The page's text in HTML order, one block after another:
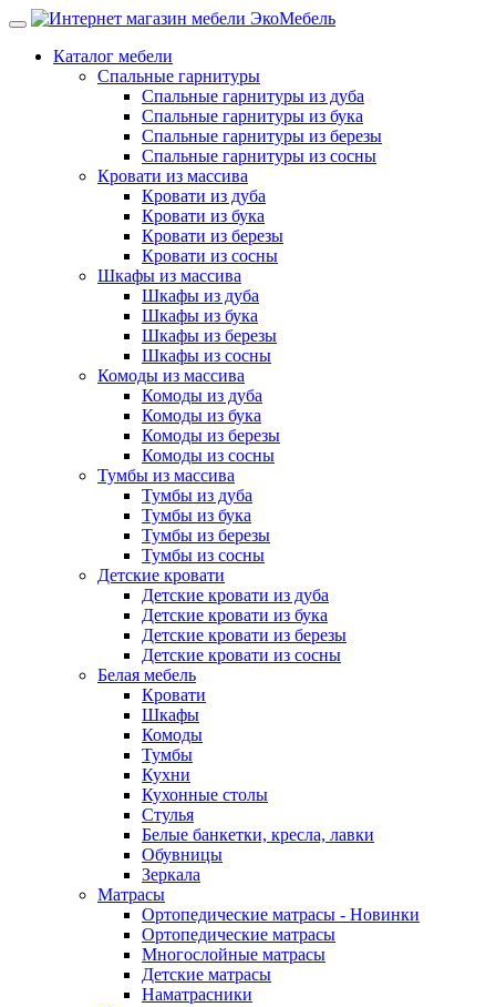
Каталог мебели
Спальные гарнитуры
Спальные гарнитуры из дуба
Спальные гарнитуры из бука
Спальные гарнитуры из березы
Спальные гарнитуры из сосны
Кровати из массива
Кровати из дуба
Кровати из бука
Кровати из березы
Кровати из сосны
Шкафы из массива
Шкафы из дуба
Шкафы из бука
Шкафы из березы
Шкафы из сосны
Комоды из массива
Комоды из дуба
Комоды из бука
Комоды из березы
Комоды из сосны
Тумбы из массива
Тумбы из дуба
Тумбы из бука
Тумбы из березы
Тумбы из сосны
Детские кровати
Детские кровати из дуба
Детские кровати из бука
Детские кровати из березы
Детские кровати из сосны
Белая мебель
Кровати
Шкафы
Комоды
Тумбы
Кухни
Кухонные столы
Стулья
Белые банкетки, кресла, лавки
Обувницы
Зеркала
Матрасы
Ортопедические матрасы - Новинки
Ортопедические матрасы
Многослойные матрасы
Детские матрасы
Наматрасники